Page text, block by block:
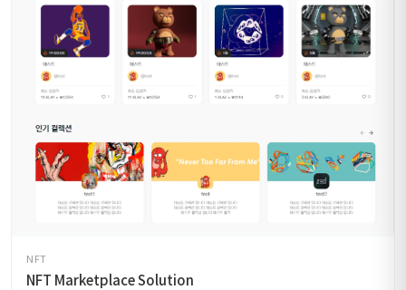
NFT
NFT Marketplace Solution